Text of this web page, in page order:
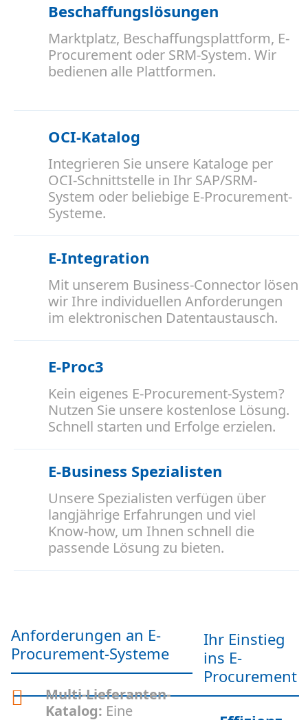
Beschaffungslösungen
Marktplatz, Beschaffungsplattform, E-
Procurement oder SRM-System. Wir
bedienen alle Plattformen.
OCI-Katalog
Integrieren Sie unsere Kataloge per
OCI-Schnittstelle in Ihr SAP/SRM-
System oder beliebige E-Procurement-
Systeme.
E-Integration
Mit unserem Business-Connector lösen
wir Ihre individuellen Anforderungen
im elektronischen Datentaustausch.
E-Proc3
Kein eigenes E-Procurement-System?
Nutzen Sie unsere kostenlose Lösung.
Schnell starten und Erfolge erzielen.
E-Business Spezialisten
Unsere Spezialisten verfügen über
langjährige Erfahrungen und viel
Know-how, um Ihnen schnell die
passende Lösung zu bieten.
Anforderungen an E-
Procurement-Systeme
Multi-Lieferanten-
Katalog: Eine
Ihr Einstieg
ins E-
Procurement